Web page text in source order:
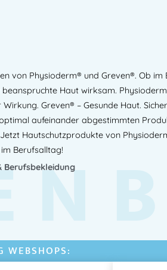
Hersteller
Peter Greven
Anwendung:
Vor Arbeitsbeginn und nach
auftragen.
Gleichmäßig verteilen –
(Finger, Nägel, Handrücken).
Vorteile auf einen Blick:
✔ Lebensmittelechte
von Physioderm® und Greven®. Ob
Haut wirksam.
Greven® – Gesunde Haut.
aufeinander abgestimmten
Jetzt Hautschutzprodukte von
Berufsalltag!
Berufsbekleidung
WEBSHOPS: